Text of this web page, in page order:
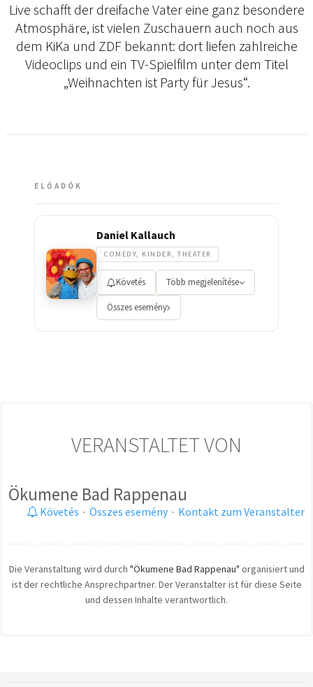
Live schafft der dreifache Vater eine ganz besondere
Atmosphäre, ist vielen Zuschauern auch noch aus
dem KiKa und ZDF bekannt: dort liefen zahlreiche
Videoclips und ein TV-Spielfilm unter dem Titel
„Weihnachten ist Party für Jesus“.
ELŐADÓK
Daniel Kallauch
COMEDY, KINDER, THEATER
Követés Több megjelenítése
Összes esemény
VERANSTALTET VON
Ökumene Bad Rappenau
Követés · Összes esemény · Kontakt zum Veranstalter
Die Veranstaltung wird durch "Ökumene Bad Rappenau" organisiert und
ist der rechtliche Ansprechpartner. Der Veranstalter ist für diese Seite
und dessen Inhalte verantwortlich.